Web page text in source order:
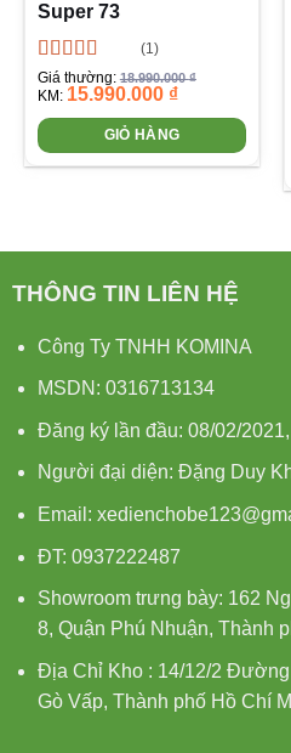
Super 73
Được xếp
hạng5.005
sao
(1)
Giá thường:18.990.000₫
KM: 15.990.000 ₫
GIỎ HÀNG
THÔNG TIN LIÊN HỆ
Công Ty TNHH KOMINA
MSDN: 0316713134
Đăng ký lần đầu: 08/02/
Người đại diện: Đặng Duy
Email:
ĐT: 0937222487
Showroom trưng bày: 162
8, Quận Phú Nhuận, Thành
Địa Chỉ Kho : 14/12/2
Gò Vấp, Thành phố Hồ Chí